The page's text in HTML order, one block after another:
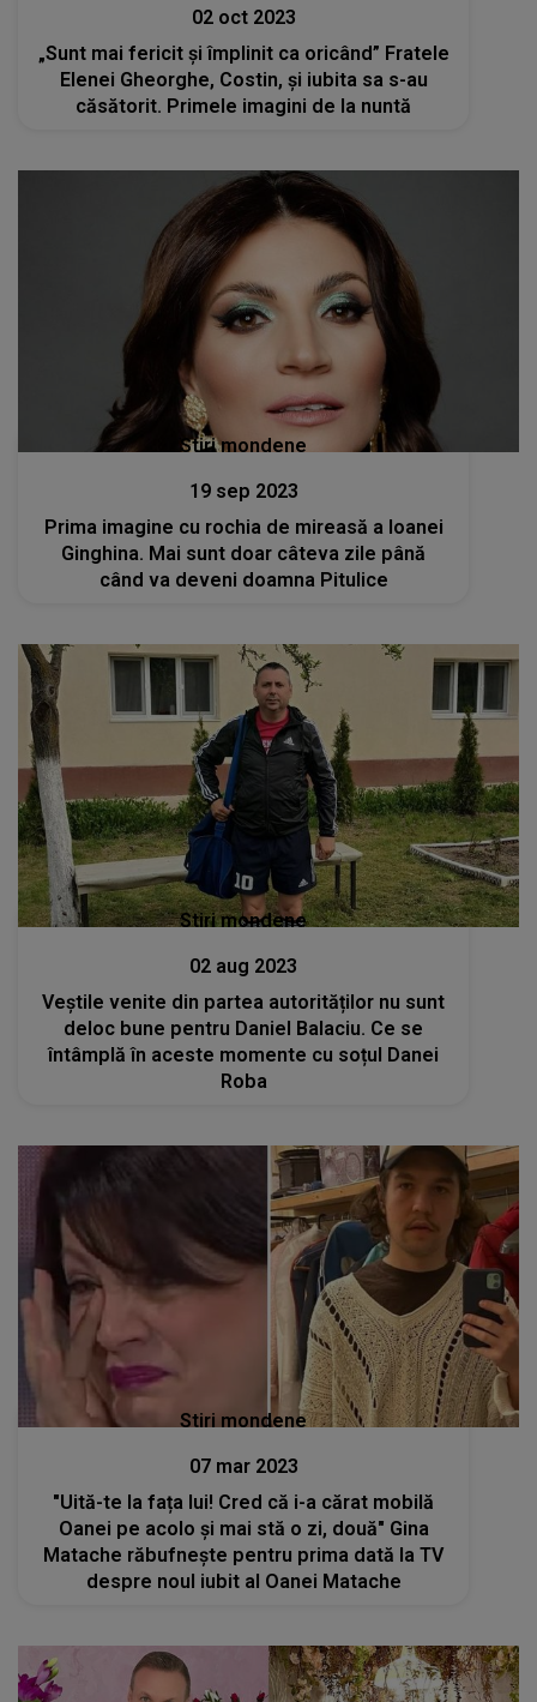
02 oct 2023
„Sunt mai fericit și împlinit ca oricând” Fratele
Elenei Gheorghe, Costin, și iubita sa s-au
căsătorit. Primele imagini de la nuntă
Stiri mondene
19 sep 2023
Prima imagine cu rochia de mireasă a Ioanei
Ginghina. Mai sunt doar câteva zile până
când va deveni doamna Pitulice
Stiri mondene
02 aug 2023
Veștile venite din partea autorităților nu sunt
deloc bune pentru Daniel Balaciu. Ce se
întâmplă în aceste momente cu soțul Danei
Roba
Stiri mondene
07 mar 2023
"Uită-te la fața lui! Cred că i-a cărat mobilă
Oanei pe acolo și mai stă o zi, două" Gina
Matache răbufnește pentru prima dată la TV
despre noul iubit al Oanei Matache